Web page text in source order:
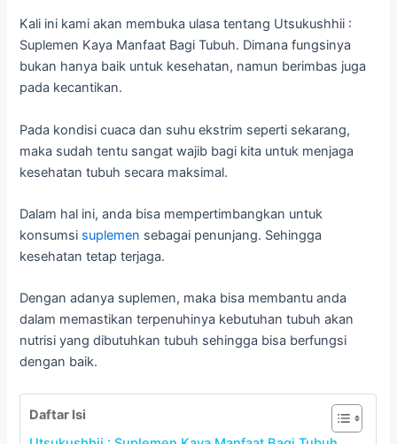
Kali ini kami akan membuka ulasa tentang Utsukushhii :
Suplemen Kaya Manfaat Bagi Tubuh. Dimana fungsinya
bukan hanya baik untuk kesehatan, namun berimbas juga
pada kecantikan.
Pada kondisi cuaca dan suhu ekstrim seperti sekarang,
maka sudah tentu sangat wajib bagi kita untuk menjaga
kesehatan tubuh secara maksimal.
Dalam hal ini, anda bisa mempertimbangkan untuk
konsumsi suplemen sebagai penunjang. Sehingga
kesehatan tetap terjaga.
Dengan adanya suplemen, maka bisa membantu anda
dalam memastikan terpenuhinya kebutuhan tubuh akan
nutrisi yang dibutuhkan tubuh sehingga bisa berfungsi
dengan baik.
Daftar Isi